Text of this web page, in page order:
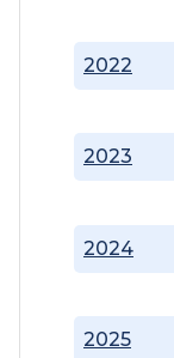
2022
2023
2024
2025